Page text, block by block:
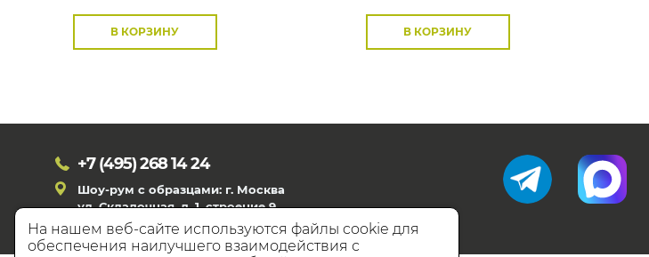
В КОРЗИНУ В КОРЗИНУ
+7 (495)268 14 24
Шоу-рум с образцами: г. Москва
ул. Складочная, д. 1, строение 9
На нашем веб-сайте используются файлы cookie для
обеспечения наилучшего взаимодействия с